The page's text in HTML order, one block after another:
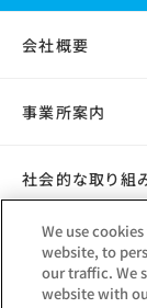
会社概要
事業所案内
社会的な取り組
採用情報
We use
website, to
our traffic. We
website with